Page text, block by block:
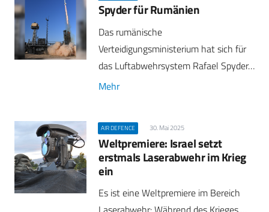
Spyder für Rumänien
Das rumänische
Verteidigungsministerium hat sich für
das Luftabwehrsystem Rafael Spyder…
Mehr
AIR DEFENCE 30. Mai 2025
Weltpremiere: Israel setzt
erstmals Laserabwehr im Krieg
ein
Es ist eine Weltpremiere im Bereich